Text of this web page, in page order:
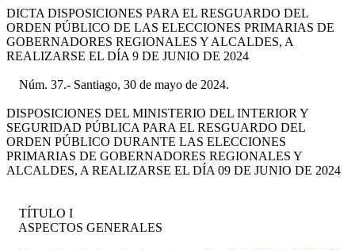
DICTA DISPOSICIONES PARA EL RESGUARDO DEL
ORDEN PÚBLICO DE LAS ELECCIONES PRIMARIAS DE
GOBERNADORES REGIONALES Y ALCALDES, A
REALIZARSE EL DÍA 9 DE JUNIO DE 2024
Núm. 37.- Santiago, 30 de mayo de 2024.
DISPOSICIONES DEL MINISTERIO DEL INTERIOR Y
SEGURIDAD PÚBLICA PARA EL RESGUARDO DEL
ORDEN PÚBLICO DURANTE LAS ELECCIONES
PRIMARIAS DE GOBERNADORES REGIONALES Y
ALCALDES, A REALIZARSE EL DÍA 09 DE JUNIO DE 2024
TÍTULO I
ASPECTOS GENERALES